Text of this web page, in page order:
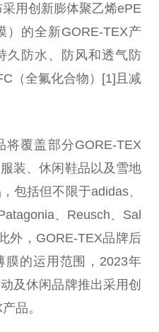
用创新膨体聚乙烯ePE
）的全新GORE-TEX产
久防水、防风和透气防
（全氟化合物）[1]且减
将覆盖部分GORE-TEX
装、休闲鞋品以及雪地
包括但不限于adidas、
、Reusch、Sal
外，GORE-TEX品牌后
膜的运用范围，2023年
及休闲品牌推出采用创
品。